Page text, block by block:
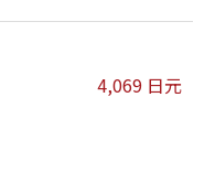
4,069 日元